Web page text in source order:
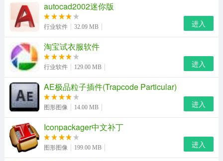
更新日志
NewFeatures
奶系：替换职业图片 （f9a072）
神启·诱魔者：添加技能手搓冷却适用选项 （15b029）
湮灭之瞳、知源·元素爆破师：调整技能位置 （974552）
奶系：添加100传说属性 （09fb90）
奶系：添加改造装备属性 （557e93）
BugFixes
autocad2002迷你版
行业软件 32.09 MB 进入
淘宝试衣服软件
行业软件 129.00 MB 进入
AE极品粒子插件(Trapcode Particular)
图形图像 14.00 MB 进入
Iconpackager中文补丁
图形图像 199.00 MB 进入